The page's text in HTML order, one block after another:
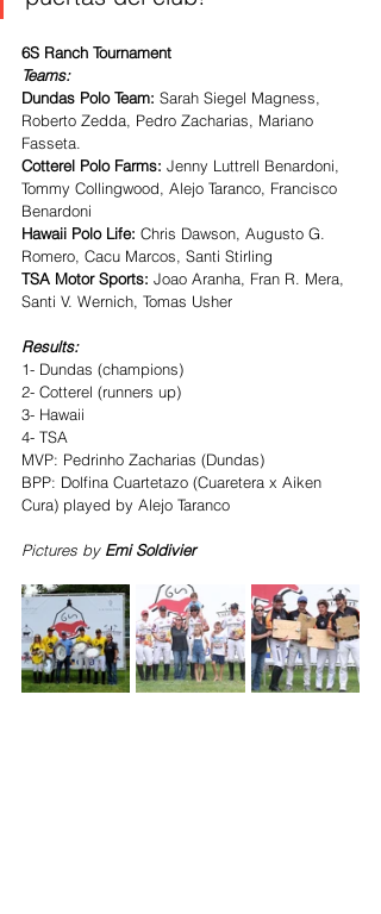
6S Ranch Tournament
Teams:
Dundas Polo Team: Sarah Siegel Magness,
Roberto Zedda, Pedro Zacharias, Mariano
Fasseta.
Cotterel Polo Farms: Jenny Luttrell Benardoni,
Tommy Collingwood, Alejo Taranco, Francisco
Benardoni
Hawaii Polo Life: Chris Dawson, Augusto G.
Romero, Cacu Marcos, Santi Stirling
TSA Motor Sports: Joao Aranha, Fran R. Mera,
Santi V. Wernich, Tomas Usher
Results:
1- Dundas (champions)
2- Cotterel (runners up)
3- Hawaii
4- TSA
MVP: Pedrinho Zacharias (Dundas)
BPP: Dolfina Cuartetazo (Cuaretera x Aiken
Cura) played by Alejo Taranco
Pictures by Emi Soldivier